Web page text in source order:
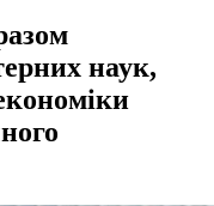
наук,